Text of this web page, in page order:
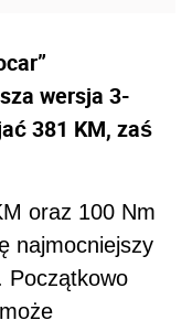
wersja 3-
381 KM, zaś
oraz 100 Nm
najmocniejszy
Początkowo